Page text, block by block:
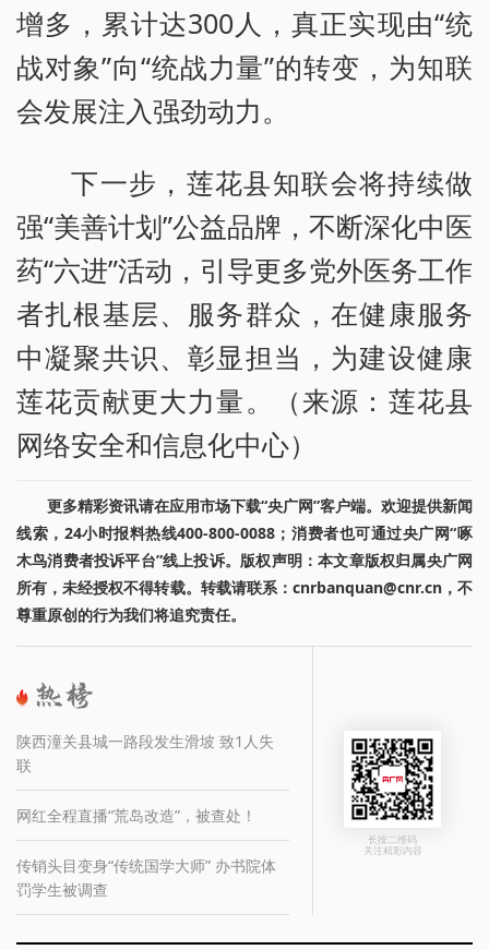
增多，累计达300人，真正实现由“统
战对象”向“统战力量”的转变，为知联
会发展注入强劲动力。
下一步，莲花县知联会将持续做
强“美善计划”公益品牌，不断深化中医
药“六进”活动，引导更多党外医务工作
者扎根基层、服务群众，在健康服务
中凝聚共识、彰显担当，为建设健康
莲花贡献更大力量。（来源：莲花县
网络安全和信息化中心）
更多精彩资讯请在应用市场下载“央广网”客户端。欢迎提供新闻
线索，24小时报料热线400-800-0088；消费者也可通过央广网“啄
木鸟消费者投诉平台”线上投诉。版权声明：本文章版权归属央广网
所有，未经授权不得转载。转载请联系：cnrbanquan@cnr.cn，不
尊重原创的行为我们将追究责任。
陕西潼关县城一路段发生滑坡 致1人失
联
网红全程直播“荒岛改造”，被查处！
传销头目变身“传统国学大师” 办书院体
罚学生被调查
长按二维码
关注精彩内容